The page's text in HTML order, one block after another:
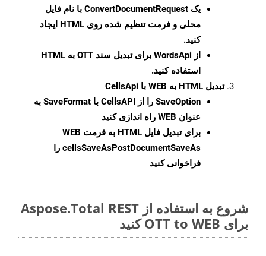
یک ConvertDocumentRequest با نام فایل
محلی و فرمت تنظیم شده روی HTML ایجاد
کنید.
از WordsApi برای تبدیل سند OTT به HTML
استفاده کنید.
تبدیل HTML به WEB با CellsApi
SaveOption
را از CellsAPI با SaveFormat به
عنوان WEB راه اندازی کنید
برای تبدیل فایل HTML به فرمت
WEB
cellsSaveAsPostDocumentSaveAs را
فراخوانی کنید
شروع به استفاده از Aspose.Total REST
برای OTT to WEB کنید